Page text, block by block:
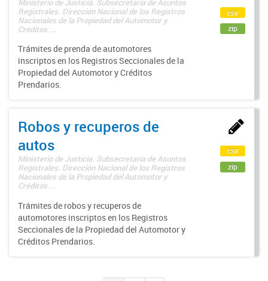
Ministerio de Justicia. Subsecretaría de Asuntos
Registrales. Dirección Nacional de los Registros
Nacionales de la Propiedad del Automotor y
Créditos ...
Trámites de prenda de automotores
inscriptos en los Registros Seccionales de la
Propiedad del Automotor y Créditos
Prendarios.
csv
zip
Robos y recuperos de
autos
Ministerio de Justicia. Subsecretaría de Asuntos
Registrales. Dirección Nacional de los Registros
Nacionales de la Propiedad del Automotor y
Créditos ...
Trámites de robos y recuperos de
automotores inscriptos en los Registros
Seccionales de la Propiedad del Automotor y
Créditos Prendarios.
csv
zip